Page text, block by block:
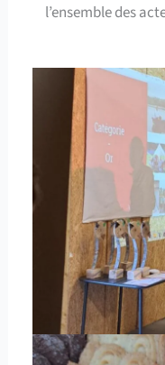
l’ensemble des